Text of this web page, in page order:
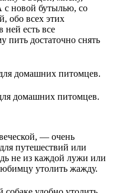
с новой бутылью, со
обо всех этих
есть все
пить достаточно снять
домашних питомцев.
— очень
путешествий или
не из каждой лужи или
утолить жажду.